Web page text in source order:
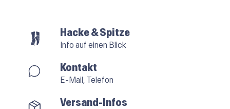
Hacke & Spitze
Info auf einen Blick
Kontakt
E-Mail, Telefon
Versand-Infos